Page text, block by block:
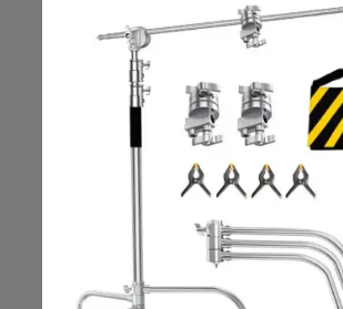
Mantengámonos en contacto
Obtenga consejos, sugerencias,
Mantenerse en Contacto